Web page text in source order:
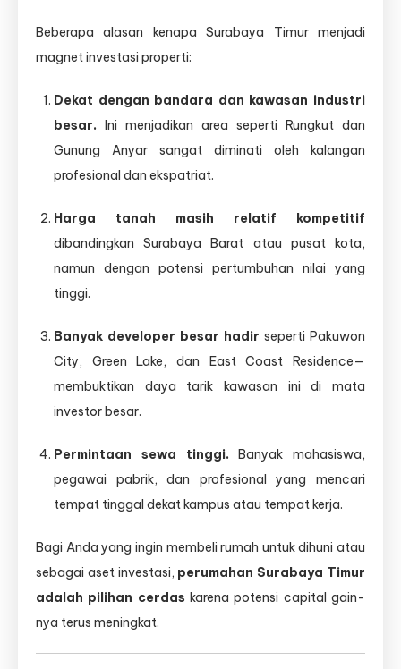
Beberapa alasan kenapa Surabaya Timur menjadi
magnet investasi properti:
Dekat dengan bandara dan kawasan industri
besar. Ini menjadikan area seperti Rungkut dan
Gunung Anyar sangat diminati oleh kalangan
profesional dan ekspatriat.
Harga tanah masih relatif kompetitif
dibandingkan Surabaya Barat atau pusat kota,
namun dengan potensi pertumbuhan nilai yang
tinggi.
Banyak developer besar hadir seperti Pakuwon
City, Green Lake, dan East Coast Residence—
membuktikan daya tarik kawasan ini di mata
investor besar.
Permintaan sewa tinggi. Banyak mahasiswa,
pegawai pabrik, dan profesional yang mencari
tempat tinggal dekat kampus atau tempat kerja.
Bagi Anda yang ingin membeli rumah untuk dihuni atau
sebagai aset investasi, perumahan Surabaya Timur
adalah pilihan cerdas karena potensi capital gain-
nya terus meningkat.